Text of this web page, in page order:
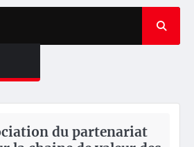
du partenariat